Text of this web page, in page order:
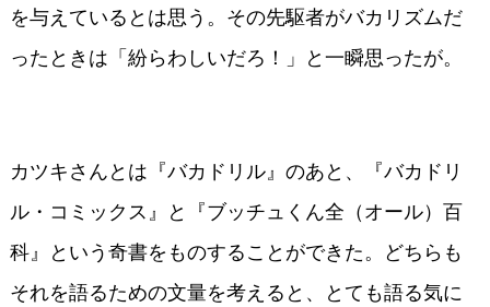
を与えているとは思う。その先駆者がバカリズムだ
ったときは「紛らわしいだろ！」と一瞬思ったが。
カツキさんとは『バカドリル』のあと、『バカドリ
ル・コミックス』と『ブッチュくん全（オール）百
科』という奇書をものすることができた。どちらも
それを語るための文量を考えると、とても語る気に